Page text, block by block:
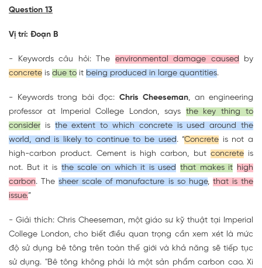
Question 13
Vị trí: Đoạn B
- Keywords câu hỏi: The environmental damage caused by
concrete is due to it being produced in large quantities.
- Keywords trong bài đọc: Chris Cheeseman, an engineering
professor at Imperial College London, says the key thing to
consider is the extent to which concrete is used around the
world, and is likely to continue to be used. “Concrete is not a
high-carbon product. Cement is high carbon, but concreteis
not. But it is the scale on which it is used that makes it high
carbon. Thesheer scale of manufacture is so huge, that is the
issue.”
- Giải thích: Chris Cheeseman, một giáo sư kỹ thuật tại Imperial
College London, cho biết điều quan trọng cần xem xét là mức
độ sử dụng bê tông trên toàn thế giới và khả năng sẽ tiếp tục
sử dụng. "Bê tông không phải là một sản phẩm carbon cao. Xi